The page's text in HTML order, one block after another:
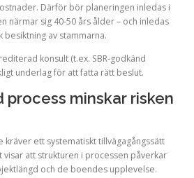
Därför bör planeringen inledas i
närmar sig 40-50 års ålder – och inledas
av stammarna.
konsult (t.ex. SBR-godkänd
underlag för att fatta rätt beslut.
process minskar risken
ett systematiskt tillvägagångssätt
att strukturen i processen påverkar
och de boendes upplevelse.